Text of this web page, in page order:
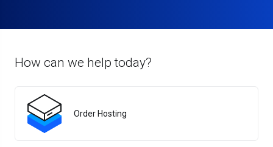
How can we help today?
Order Hosting